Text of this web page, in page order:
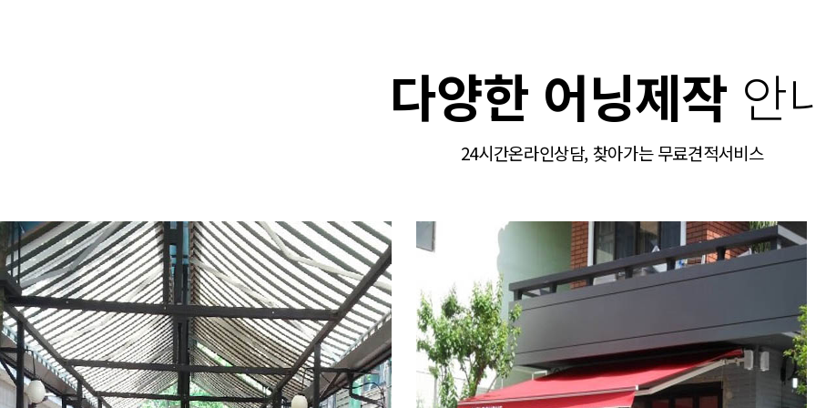
다양한 어닝제작 안
24시간온라인상담, 찾아가는 무료견적서비스